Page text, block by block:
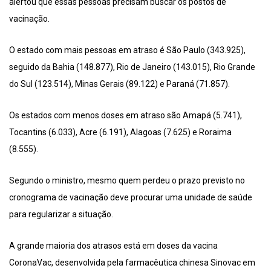
alertou que essas pessoas precisam buscar os postos de
vacinação.
O estado com mais pessoas em atraso é São Paulo (343.925),
seguido da Bahia (148.877), Rio de Janeiro (143.015), Rio Grande
do Sul (123.514), Minas Gerais (89.122) e Paraná (71.857).
Os estados com menos doses em atraso são Amapá (5.741),
Tocantins (6.033), Acre (6.191), Alagoas (7.625) e Roraima
(8.555).
Segundo o ministro, mesmo quem perdeu o prazo previsto no
cronograma de vacinação deve procurar uma unidade de saúde
para regularizar a situação.
A grande maioria dos atrasos está em doses da vacina
CoronaVac, desenvolvida pela farmacêutica chinesa Sinovac em